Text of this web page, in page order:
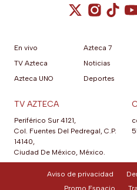
Cuenta de
Cuenta
En vivo
TV Azteca
Azteca UNO
Azteca 7
Noticias
Deportes
TV AZTECA
Periférico Sur 4121,
Col. Fuentes Del Pedregal, C.P.
14140,
Ciudad De México, México.
Aviso de privacidad
Promo Espacio